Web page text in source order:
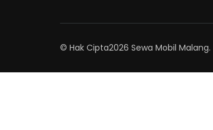
© Hak Cipta2026 Sewa Mobil Malang.